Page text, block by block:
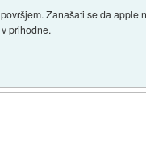
Zanašati se da apple
prihodne.